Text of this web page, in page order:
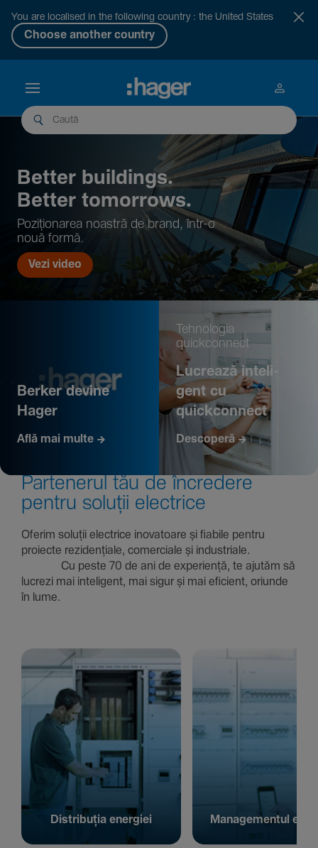
You are localised in the following country : the United States
Choose another country
Better buil­dings.
Better tomor­rows.
Pozi­țio­narea noastră de brand, într-o
nouă formă.
Vezi video
Berker devine
Hager
Află mai multe
Tehno­logia
quickconnect
Lucrează inte­li­
gent cu
quickconnect
Descoperă
Parte­nerul tău de încre­dere
pentru soluții electrice
Oferim soluții electrice inova­toare și fiabile pentru
proiecte rezi­den­țiale, comer­ciale și indus­triale.
Cu peste 70 de ani de expe­riență, te ajutăm să
lucrezi mai inte­li­gent, mai sigur și mai eficient, oriunde
în lume.
Distribuția energiei Managementul